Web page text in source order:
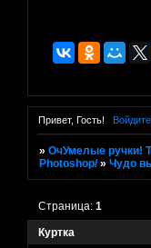
Привет, Гость! Войдите
»ОчУмелые ручки!
Photoshop/ »Чудо
Куртка
Страница:1